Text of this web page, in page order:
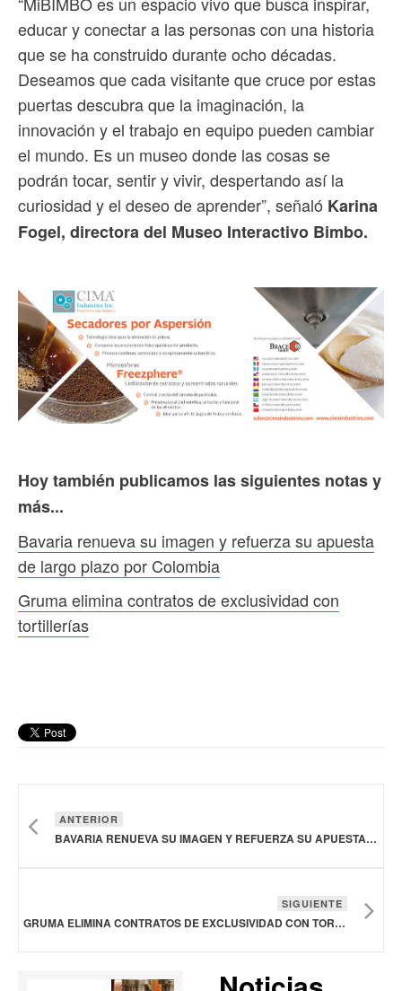
educar y conectar a las personas con una historia
que se ha construido durante ocho décadas.
Deseamos que cada visitante que cruce por estas
puertas descubra que la imaginación, la
innovación y el trabajo en equipo pueden cambiar
el mundo. Es un museo donde las cosas se
podrán tocar, sentir y vivir, despertando así la
curiosidad y el deseo de aprender”, señaló Karina
Fogel, directora del Museo Interactivo Bimbo.
Hoy también publicamos las siguientes notas y
más...
Bavaria renueva su imagen y refuerza su apuesta
de largo plazo por Colombia
Gruma elimina contratos de exclusividad con
tortillerías
ANTERIOR
BAVARIA RENUEVA SU IMAGEN Y REFUERZA SU APUESTA DE LARGO PLAZO POR COLOMBIA
SIGUIENTE
GRUMA ELIMINA CONTRATOS DE EXCLUSIVIDAD CON TORTILLERÍAS